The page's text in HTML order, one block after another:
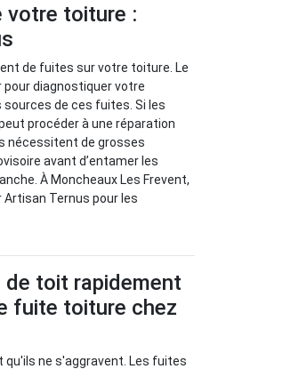
votre toiture :
de fuites sur votre toiture. Le
diagnostiquer votre
de ces fuites. Si les
procéder à une réparation
nécessitent de grosses
avant d’entamer les
À Moncheaux Les Frevent,
Artisan Ternus pour les
toit rapidement
fuite toiture chez
qu'ils ne s'aggravent. Les fuites